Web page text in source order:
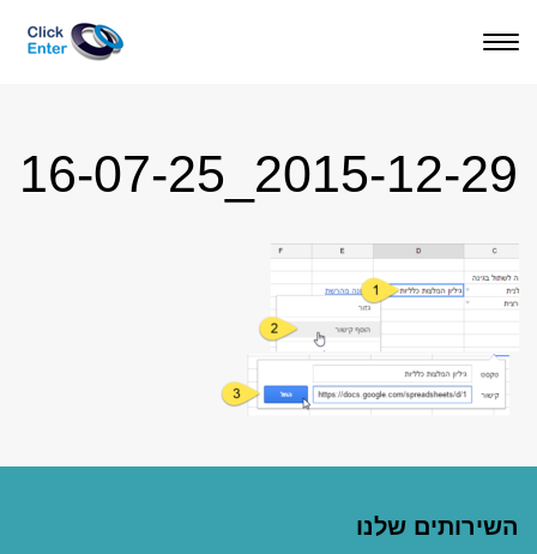
תפריט
2015-12-29_16-07-25
השירותים שלנו